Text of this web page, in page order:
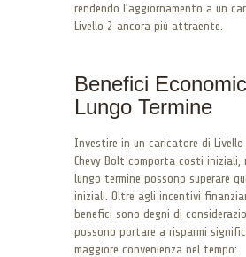
rendendo l’aggiornamento a un
Livello 2 ancora più attraente.
Benefici
Lungo Termine
Investire in un caricatore di
Chevy Bolt comporta costi iniziali,
lungo termine possono superare
iniziali. Oltre agli incentivi
benefici sono degni di
possono portare a risparmi
maggiore convenienza nel tempo: